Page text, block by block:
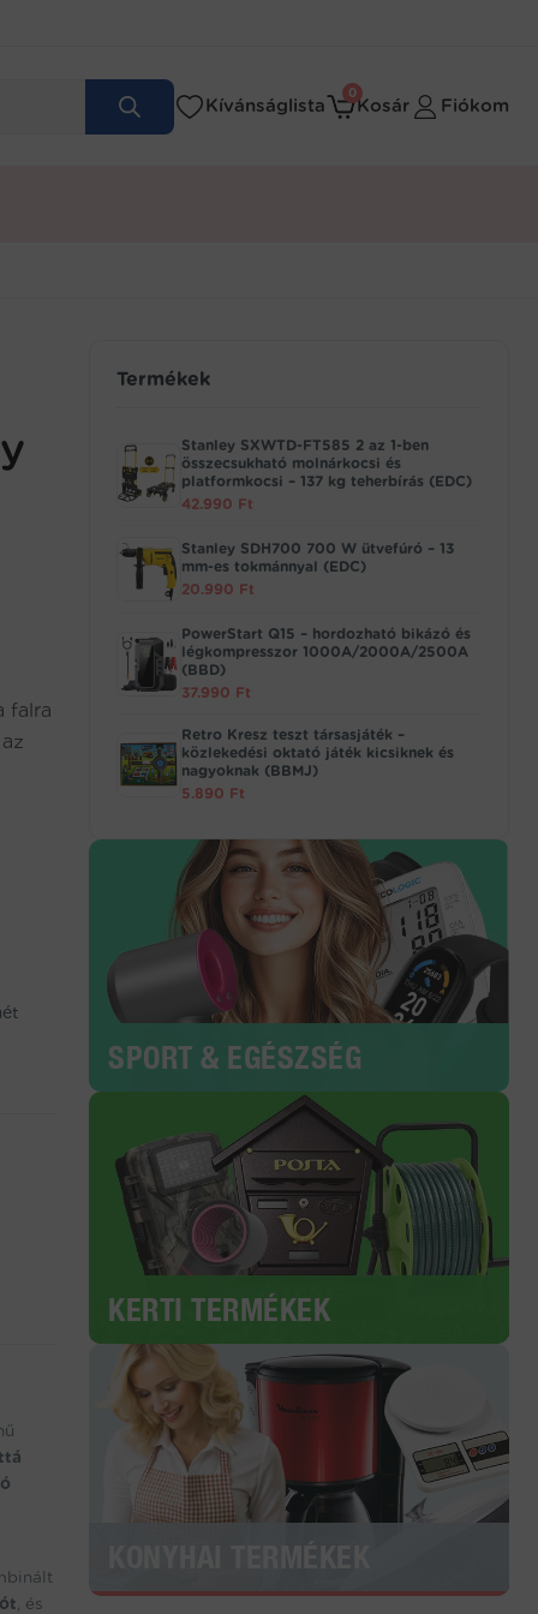
Kívánságlista
0
Kosár Fiókom
falra
, és
Termékek
Stanley SXWTD-FT585 2 az 1-ben
összecsukható molnárkocsi és
platformkocsi – 137 kg teherbírás (EDC)
42.990 Ft
Stanley SDH700 700 W ütvefúró – 13
mm-es tokmánnyal (EDC)
20.990 Ft
PowerStart Q15 – hordozható bikázó és
légkompresszor 1000A/2000A/2500A
(BBD)
37.990 Ft
Retro Kresz teszt társasjáték –
közlekedési oktató játék kicsiknek és
nagyoknak (BBMJ)
5.890 Ft
SPORT & EGÉSZSÉG
KERTI TERMÉKEK